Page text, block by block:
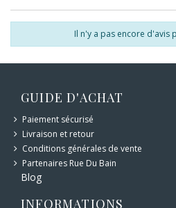
Il n'y a pas encore d'avis
GUIDE D'ACHAT
Paiement sécurisé
Livraison et retour
Conditions générales de vente
Partenaires Rue Du Bain
Blog
INFORMATIONS